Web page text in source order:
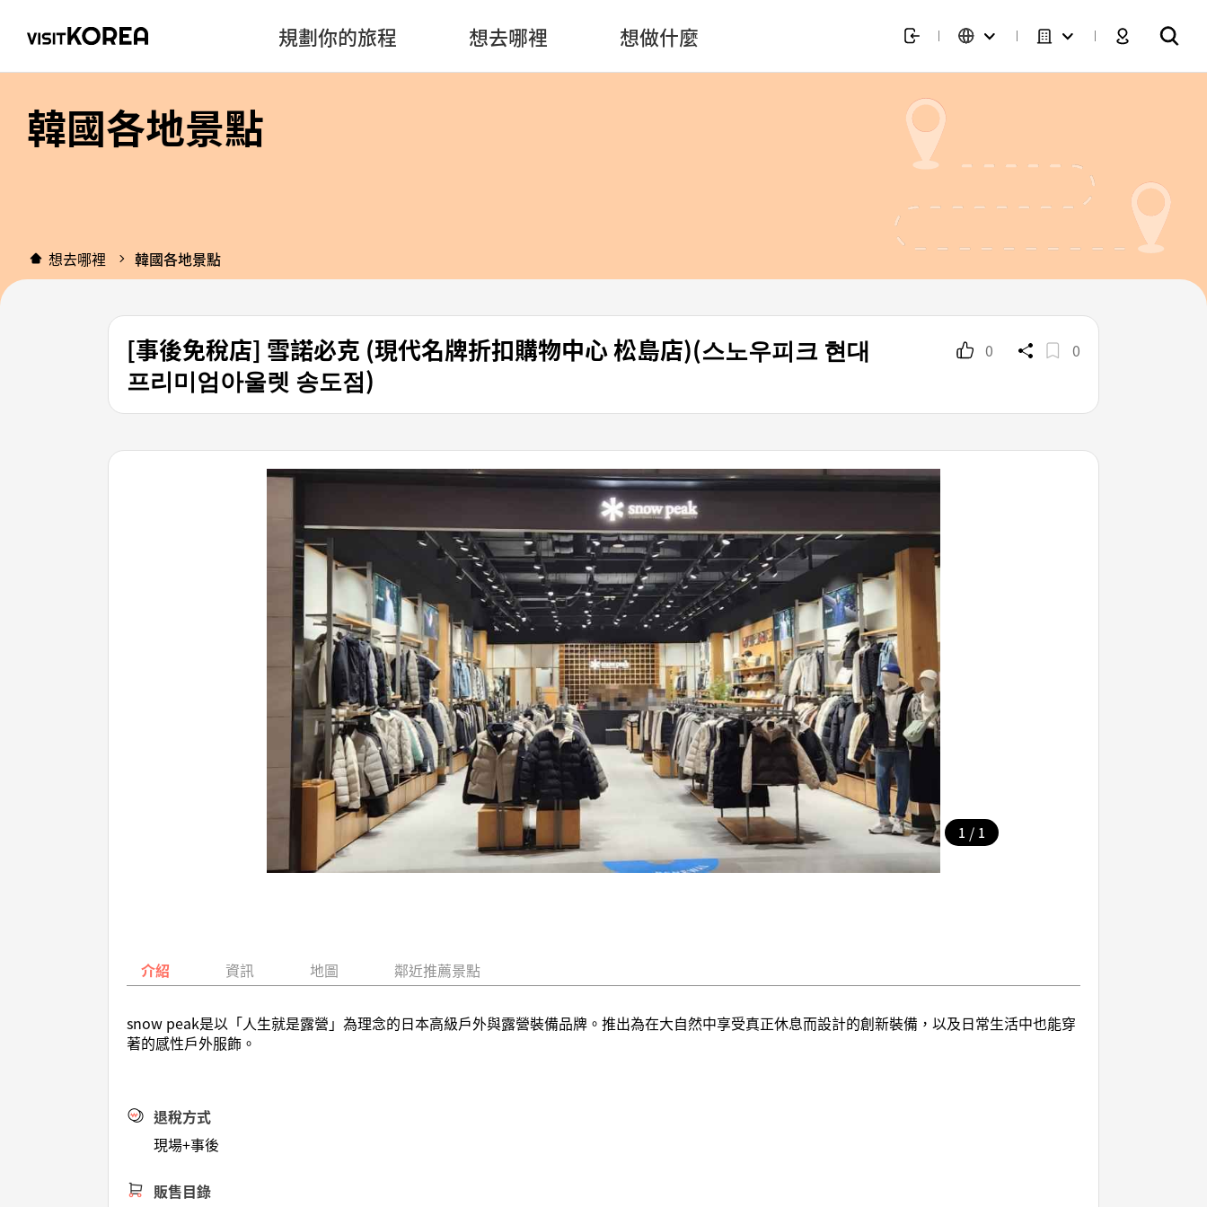
規劃你的旅程 想去哪裡 想做什麼
韓國各地景點
想去哪裡 韓國各地景點
[事後免稅店] 雪諾必克 (現代名牌折扣購物中心 松島店)(스노우피크 현대
프리미엄아울렛 송도점)
0 0
1 / 1
介紹 資訊 地圖 鄰近推薦景點
snow peak是以「人生就是露營」為理念的日本高級戶外與露營裝備品牌。推出為在大自然中享受真正休息而設計的創新裝備，以及日常生活中也能穿
著的感性戶外服飾。
退稅方式
現場+事後
販售目錄